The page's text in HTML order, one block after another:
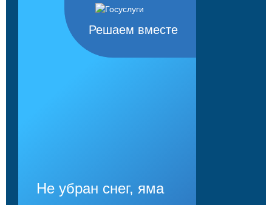
Решаем вместе
Не убран снег, яма